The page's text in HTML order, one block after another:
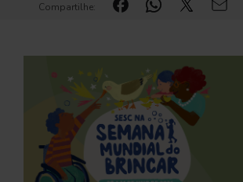
Compartilhe: